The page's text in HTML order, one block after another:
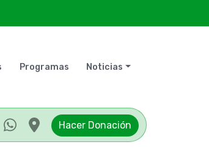
Programas Noticias
Hacer Donación